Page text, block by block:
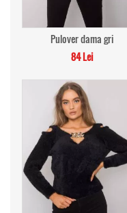
Pulover dama gri
84 Lei